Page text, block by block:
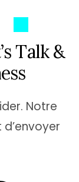
’sTalk &
ess
Notre